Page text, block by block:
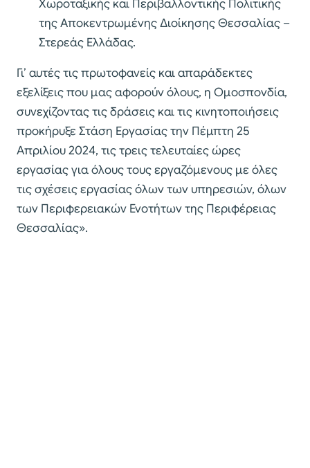
Χωροταξικής και Περιβαλλοντικής Πολιτικής
της Αποκεντρωμένης Διοίκησης Θεσσαλίας –
Στερεάς Ελλάδας.
Γι’ αυτές τις πρωτοφανείς και απαράδεκτες
εξελίξεις που μας αφορούν όλους, η Ομοσπονδία,
συνεχίζοντας τις δράσεις και τις κινητοποιήσεις
προκήρυξε Στάση Εργασίας την Πέμπτη 25
Απριλίου 2024, τις τρεις τελευταίες ώρες
εργασίας για όλους τους εργαζόμενους με όλες
τις σχέσεις εργασίας όλων των υπηρεσιών, όλων
των Περιφερειακών Ενοτήτων της Περιφέρειας
Θεσσαλίας».